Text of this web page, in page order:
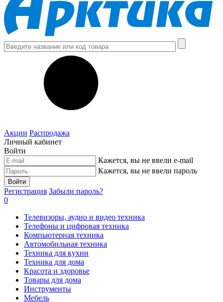
Акции Распродажа
Личный кабинет
Войти
Кажется, вы не ввели e-mail
Кажется, вы не ввели пароль
Войти
Регистрация Забыли пароль?
0
Телевизоры, аудио и видео техника
Телефоны и цифровая техника
Компьютерная техника
Автомобильная техника
Техника для кухни
Техника для дома
Красота и здоровье
Товары для дома
Инструменты
Мебель